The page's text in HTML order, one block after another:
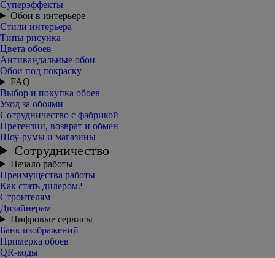
Суперэффекты
Обои в интерьере
Стили интерьера
Типы рисунка
Цвета обоев
Антивандальные обои
Обои под покраску
FAQ
Выбор и покупка обоев
Уход за обоями
Сотрудничество с фабрикой
Претензии, возврат и обмен
Шоу-румы и магазины
Сотрудничество
Начало работы
Преимущества работы
Как стать дилером?
Строителям
Дизайнерам
Цифровые сервисы
Банк изображений
Примерка обоев
QR-коды